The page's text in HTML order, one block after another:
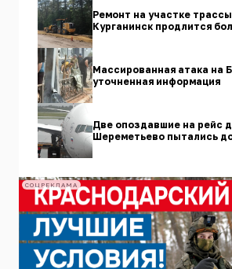
Ремонт на участке
Курганинск продлится
Массированная атака на
уточненная информация
Две опоздавшие на рейс
Шереметьево пытались
СОЦРЕКЛАМА